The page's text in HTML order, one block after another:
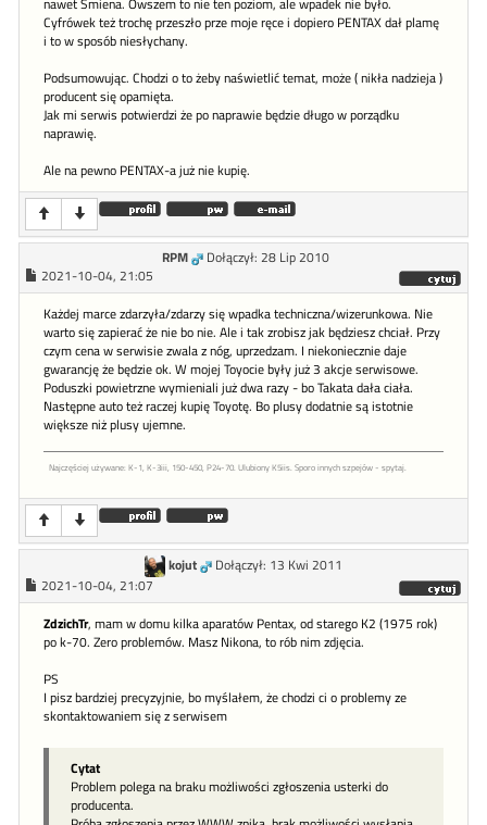
nawet Smiena. Owszem to nie ten poziom, ale wpadek nie było.
Cyfrówek też trochę przeszło prze moje ręce i dopiero PENTAX dał plamę
i to w sposób niesłychany.
Podsumowując. Chodzi o to żeby naświetlić temat, może ( nikła nadzieja )
producent się opamięta.
Jak mi serwis potwierdzi że po naprawie będzie długo w porządku
naprawię.
Ale na pewno PENTAX-a już nie kupię.
RPM
Dołączył: 28 Lip 2010
2021-10-04, 21:05
Każdej marce zdarzyła/zdarzy się wpadka techniczna/wizerunkowa. Nie
warto się zapierać że nie bo nie. Ale i tak zrobisz jak będziesz chciał. Przy
czym cena w serwisie zwala z nóg, uprzedzam. I niekoniecznie daje
gwarancję że będzie ok. W mojej Toyocie były już 3 akcje serwisowe.
Poduszki powietrzne wymieniali już dwa razy - bo Takata dała ciała.
Następne auto też raczej kupię Toyotę. Bo plusy dodatnie są istotnie
większe niż plusy ujemne.
Najczęściej używane: K-1, K-3iii, 150-450, P24-70. Ulubiony K5iis. Sporo innych szpejów - spytaj.
kojut
Dołączył: 13 Kwi 2011
2021-10-04, 21:07
ZdzichTr, mam w domu kilka aparatów Pentax, od starego K2 (1975 rok)
po k-70. Zero problemów. Masz Nikona, to rób nim zdjęcia.
PS
I pisz bardziej precyzyjnie, bo myślałem, że chodzi ci o problemy ze
skontaktowaniem się z serwisem
Cytat
Problem polega na braku możliwości zgłoszenia usterki do
producenta.